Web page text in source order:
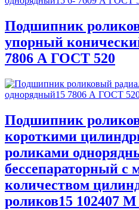
Подшипник
упорный
7806 А ГОСТ 520
Подшипник
короткими
роликами
бессепараторный
количеством
роликов15 102407